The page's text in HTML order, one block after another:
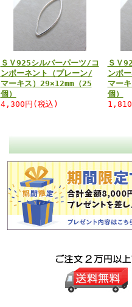
ＳＶ925シルバーパーツ/コ
ンポーネント（プレーン/
マーキス）29×12mm（25
個）
4,300円(税込)
ＳＶ
ンポ
マー
個）